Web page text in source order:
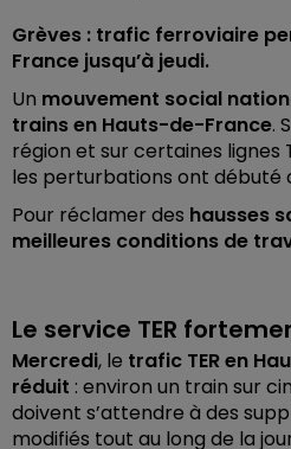
Grèves : trafic ferroviaire
France jusqu’à jeudi.
Un mouvement social
trains en Hauts-de-France.
région et sur certaines lignes
les perturbations ont débuté
Pour réclamer des hausses
meilleures conditions de
Le service TER
Mercredi, le trafic TER en
réduit : environ un train sur
doivent s’attendre à des
modifiés tout au long de la